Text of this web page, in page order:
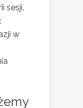
sesji,
w